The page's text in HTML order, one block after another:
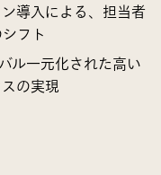
導入による、担当者
フト
ル一元化された高い
の実現